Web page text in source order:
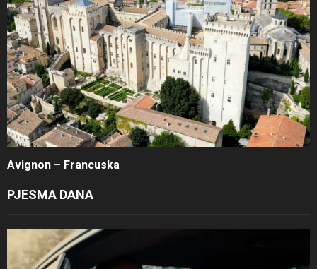
Avignon – Francuska
PJESMA DANA